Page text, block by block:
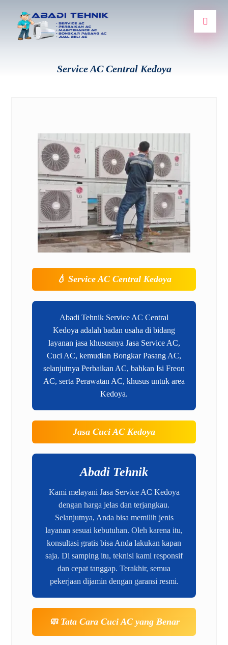
Service AC Central Kedoya
💧 Service AC Central Kedoya
Abadi Tehnik Service AC Central
Kedoya adalah badan usaha di bidang
layanan jasa khususnya Jasa Service AC,
Cuci AC, kemudian Bongkar Pasang AC,
selanjutnya Perbaikan AC, bahkan Isi Freon
AC, serta Perawatan AC, khusus untuk area
Kedoya.
Jasa Cuci AC Kedoya
Abadi Tehnik
Kami melayani Jasa Service AC Kedoya
dengan harga jelas dan terjangkau.
Selanjutnya, Anda bisa memilih jenis
layanan sesuai kebutuhan. Oleh karena itu,
konsultasi gratis bisa Anda lakukan kapan
saja. Di samping itu, teknisi kami responsif
dan cepat tanggap. Terakhir, semua
pekerjaan dijamin dengan garansi resmi.
🧼 Tata Cara Cuci AC yang Benar